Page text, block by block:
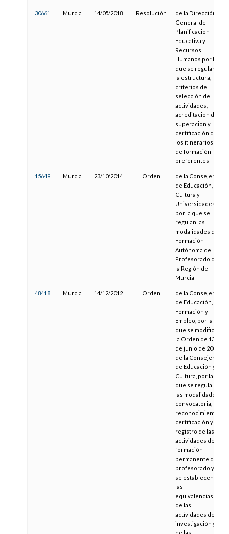
30661 Murcia 14/05/2018 Resolución
de la Dirección
General de
Planificación
Educativa y
Recursos
Humanos por la
que se regulan
la estructura,
criterios de
selección de
actividades,
acreditación de
superación y
certificación de
los itinerarios
de formación
preferentes
15649 Murcia 23/10/2014 Orden
de la Consejería
de Educación,
Cultura y
Universidades,
por la que se
regulan las
modalidades de
Formación
Autónoma del
Profesorado de
la Región de
Murcia
48418 Murcia 14/12/2012 Orden
de la Consejería
de Educación,
Formación y
Empleo, por la
que se modifica
la Orden de 13
de junio de 2005,
de la Consejería
de Educación y
Cultura, por la
que se regula
las modalidades,
convocatoria,
reconocimiento,
certificación y
registro de las
actividades de
formación
permanente del
profesorado y
se establecen
las
equivalencias
de las
actividades de
investigación y